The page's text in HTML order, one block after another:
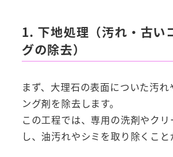
1. 下地処理（汚れ・古い
グの除去）
まず、大理石の表面についた汚れ
ング剤を除去します。
この工程では、専用の洗剤やク
し、油汚れやシミを取り除くこと